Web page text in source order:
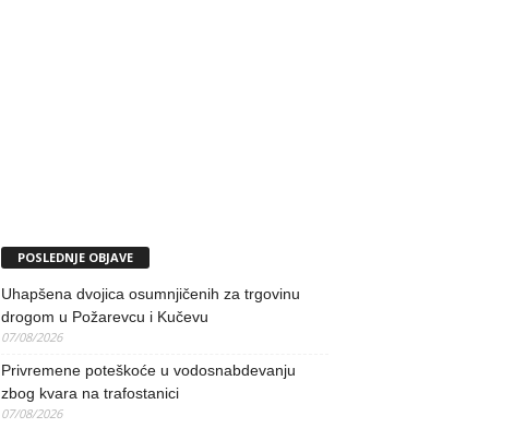
POSLEDNJE OBJAVE
Uhapšena dvojica osumnjičenih za trgovinu
drogom u Požarevcu i Kučevu
07/08/2026
Privremene poteškoće u vodosnabdevanju
zbog kvara na trafostanici
07/08/2026